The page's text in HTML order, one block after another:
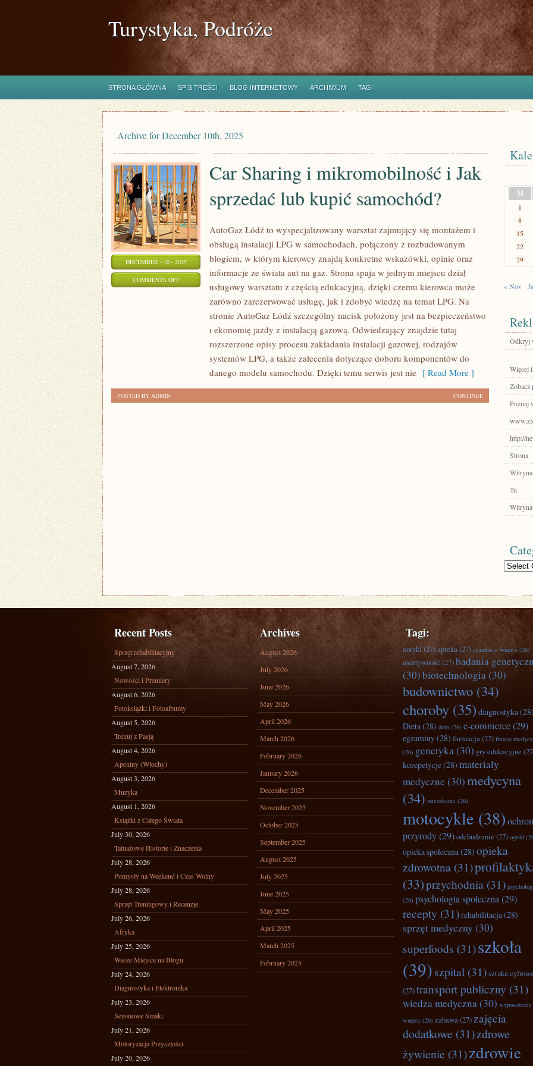
Turystyka, Podróże
STRONA GŁÓWNA SPIS TREŚCI BLOG INTERNETOWY ARCHIWUM TAGI
Archive for December 10th, 2025
DECEMBER - 10 - 2025
COMMENTS OFFON
Car Sharing i mikromobilność i Jak
sprzedać lub kupić samochód?
AutoGaz Łódź to wyspecjalizowany warsztat zajmujący się montażem i
obsługą instalacji LPG w samochodach, połączony z rozbudowanym
blogiem, w którym kierowcy znajdą konkretne wskazówki, opinie oraz
informacje ze świata aut na gaz. Strona spaja w jednym miejscu dział
usługowy warsztatu z częścią edukacyjną, dzięki czemu kierowca może
zarówno zarezerwować usługę, jak i zdobyć wiedzę na temat LPG. Na
stronie AutoGaz Łódź szczególny nacisk położony jest na bezpieczeństwo
i ekonomię jazdy z instalacją gazową. Odwiedzający znajdzie tutaj
rozszerzone opisy procesu zakładania instalacji gazowej, rodzajów
systemów LPG, a także zalecenia dotyczące doboru komponentów do
danego modelu samochodu. Dzięki temu serwis jest nie [ Read More ]
CONTINUE
POSTED BY ADMIN
M
1
8
15
22
29
« Nov
Odkryj
Więcej
Zobacz
Poznaj
http://
Strona
Witryna
Tu
Witryna
Categories
Recent Posts
Sprzęt rehabilitacyjny
August 7, 2026
Nowości i Premiery
August 6, 2026
Fotoksiążki i Fotoalbumy
August 5, 2026
Trenuj z Pasją
August 4, 2026
Apeniny (Włochy)
August 3, 2026
Muzyka
August 1, 2026
Książki z Całego Świata
July 30, 2026
Tatuażowe Historie i Znaczenia
July 28, 2026
Pomysły na Weekend i Czas Wolny
July 28, 2026
Sprzęt Treningowy i Recenzje
July 26, 2026
Afryka
July 25, 2026
Wasze Miejsce na Blogu
July 24, 2026
Diagnostyka i Elektronika
July 23, 2026
Sezonowe Smaki
July 21, 2026
Motoryzacja Przyszłości
July 20, 2026
Archives
August 2026
July 2026
June 2026
May 2026
April 2026
March 2026
February 2026
January 2026
December 2025
November 2025
October 2025
September 2025
August 2025
July 2025
June 2025
May 2025
April 2025
March 2025
February 2025
Tagi:
antyki(27)apteka(27) aranżacja wnętrz (26)
asertywność (27)badania
(30)biotechnologia(30)
budownictwo (34)
choroby (35) diagnostyka(28)
Dieta(28) dom (26) e-commerce(29)
egzaminy(28) farmacja(27) fitness
(26) genetyka(30) gry edukacyjne
korepetycje(28) materiały
medyczne (30)medycyna
(34) mieszkanie (26)
motocykle (38)
przyrody(29)odchudzanie (27) ogród
opieka społeczna(28) opieka
zdrowotna (31)
(33)przychodnia (31)
(26) psychologia społeczna(29)
recepty (31)rehabilitacja(28)
sprzęt medyczny (30)
superfoods (31)szkoła
(39)szpital (31)sztuka
(27)transport publiczny (31)
wiedza medyczna(30) wyposażenie
wnętrz (26) zabawa(27) zajęcia
dodatkowe (31)zdrowe
żywienie (31)zdrowie